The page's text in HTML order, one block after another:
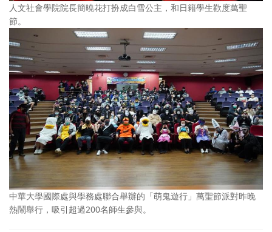
人文社會學院院長簡曉花打扮成白雪公主，和日籍學生歡度萬聖
節。
中華大學國際處與學務處聯合舉辦的「萌鬼遊行」萬聖節派對昨晚
熱鬧舉行，吸引超過200名師生參與。